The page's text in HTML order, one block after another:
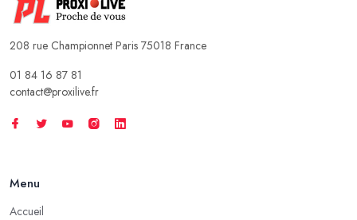
208 rue Championnet Paris 75018 France
01 84 16 87 81
contact@proxilive.fr
Menu
Accueil